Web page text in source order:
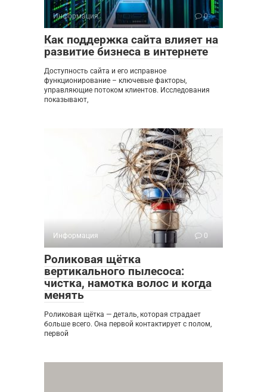
Информация 0
Как поддержка сайта влияет на
развитие бизнеса в интернете
Доступность сайта и его исправное
функционирование – ключевые факторы,
управляющие потоком клиентов. Исследования
показывают,
Информация 0
Роликовая щётка
вертикального пылесоса:
чистка, намотка волос и когда
менять
Роликовая щётка — деталь, которая страдает
больше всего. Она первой контактирует с полом,
первой